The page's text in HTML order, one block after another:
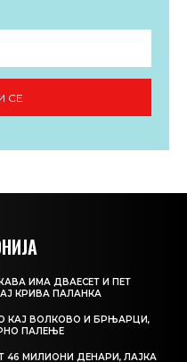
СЕ
ИМА ДВАЕСЕТ И ПЕТ
КРИВА ПАЛАНКА
КАЈ ВОЛКОВО И БРЊАРЦИ,
ПАЛЕЊЕ
46 МИЛИОНИ ДЕНАРИ, ЛАЈКА